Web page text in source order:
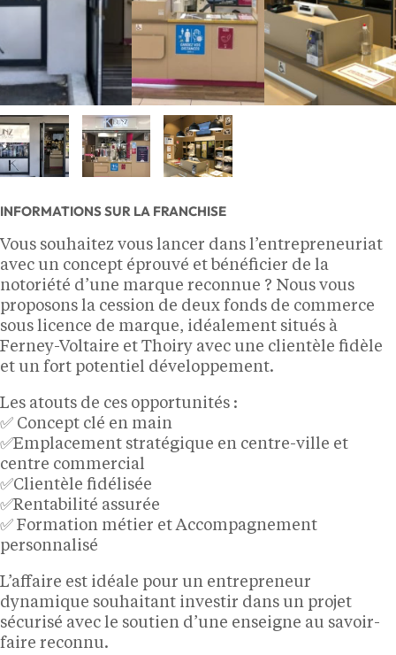
INFORMATIONS SUR LA FRANCHISE
Vous souhaitez vous lancer dans l’entrepreneuriat
avec un concept éprouvé et bénéficier de la
notoriété d’une marque reconnue ? Nous vous
proposons la cession de deux fonds de commerce
sous licence de marque, idéalement situés à
Ferney-Voltaire et Thoiry avec une clientèle fidèle
et un fort potentiel développement.
Les atouts de ces opportunités :
✅ Concept clé en main
✅Emplacement stratégique en centre-ville et
centre commercial
✅Clientèle fidélisée
✅Rentabilité assurée
✅ Formation métier et Accompagnement
personnalisé
L’affaire est idéale pour un entrepreneur
dynamique souhaitant investir dans un projet
sécurisé avec le soutien d’une enseigne au savoir-
faire reconnu.